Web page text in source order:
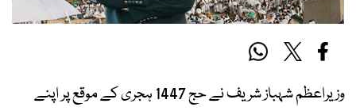
وزیراعظم شہباز شریف نے حج 1447 ہجری کے موقع پر اپنے